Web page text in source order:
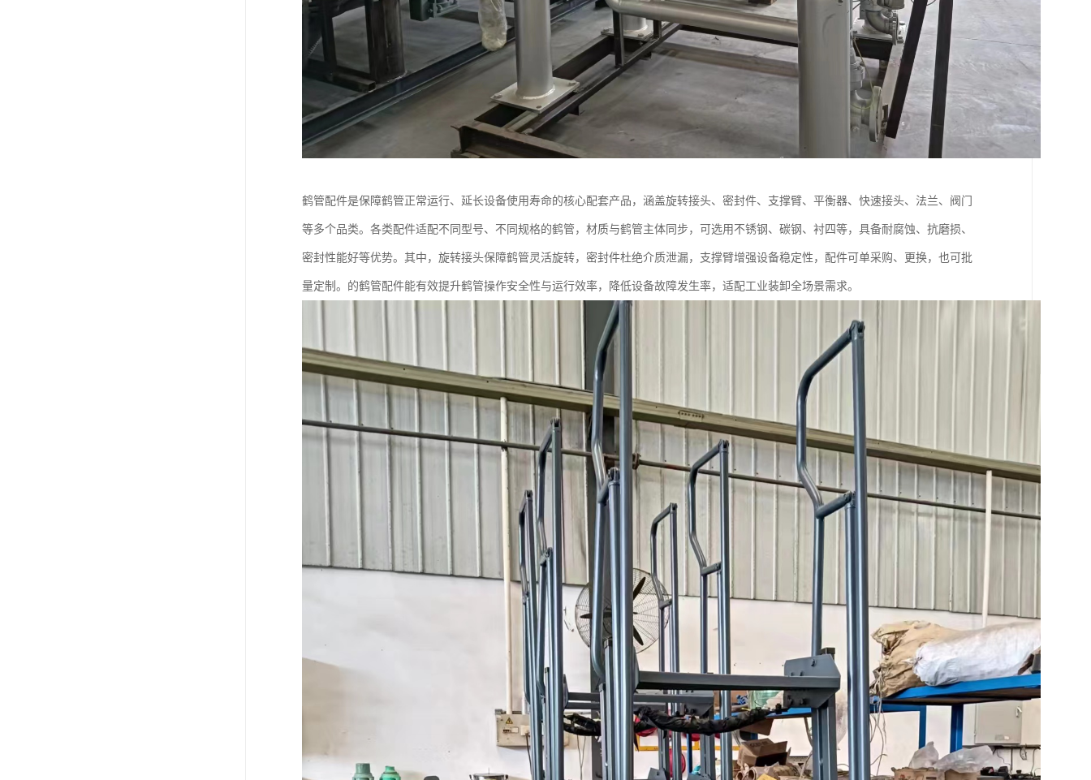
鹤管配件是保障鹤管正常运行、延长设备使用寿命的核心配套产品，涵盖旋转接头、密封件、支撑臂、平衡器、快速接头、法兰、阀门
等多个品类。各类配件适配不同型号、不同规格的鹤管，材质与鹤管主体同步，可选用不锈钢、碳钢、衬四等，具备耐腐蚀、抗磨损、
密封性能好等优势。其中，旋转接头保障鹤管灵活旋转，密封件杜绝介质泄漏，支撑臂增强设备稳定性，配件可单采购、更换，也可批
量定制。的鹤管配件能有效提升鹤管操作安全性与运行效率，降低设备故障发生率，适配工业装卸全场景需求。